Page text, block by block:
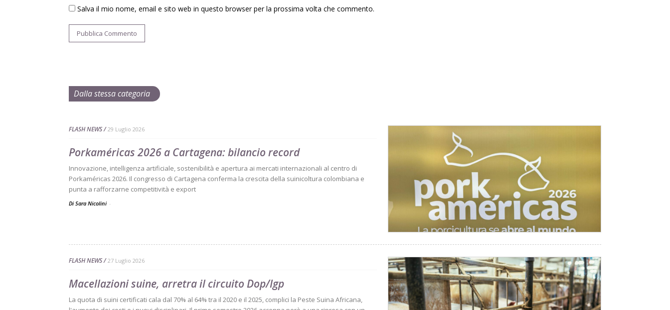
Salva il mio nome, email e sito web in questo browser per la prossima volta che commento.
Dalla stessa categoria
FLASH NEWS 29 Luglio 2026
Porkaméricas 2026 a Cartagena: bilancio record
Innovazione, intelligenza artificiale, sostenibilità e apertura ai mercati internazionali al centro di
Porkaméricas 2026. Il congresso di Cartagena conferma la crescita della suinicoltura colombiana e
punta a rafforzarne competitività e export
Di Sara Nicolini -
FLASH NEWS 27 Luglio 2026
Macellazioni suine, arretra il circuito Dop/Igp
La quota di suini certificati cala dal 70% al 64% tra il 2020 e il 2025, complici la Peste Suina Africana,